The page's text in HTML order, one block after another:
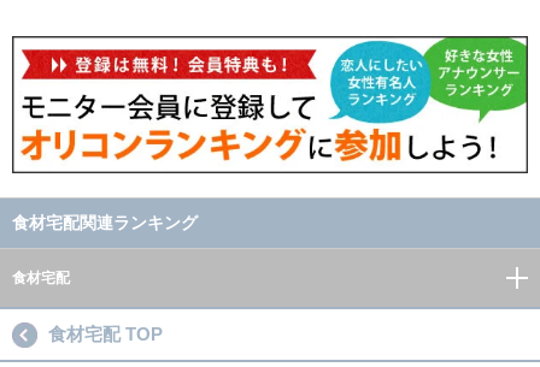
食材宅配関連ランキング
食材宅配
食材宅配 TOP